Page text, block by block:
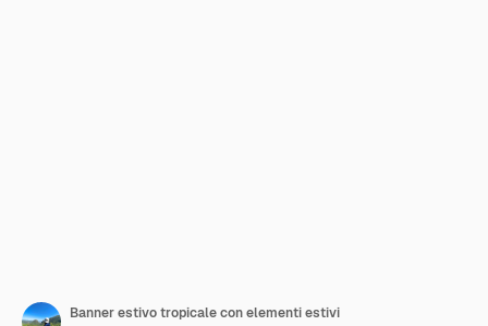
Banner estivo tropicale con elementi estivi